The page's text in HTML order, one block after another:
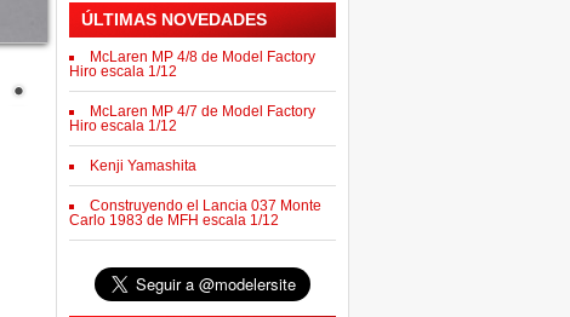
ÚLTIMAS NOVEDADES
McLaren MP 4/8 de Model Factory
Hiro escala 1/12
McLaren MP 4/7 de Model Factory
Hiro escala 1/12
Kenji Yamashita
Construyendo el Lancia 037 Monte
Carlo 1983 de MFH escala 1/12